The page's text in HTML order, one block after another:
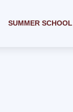
SUMMER SCHOOL